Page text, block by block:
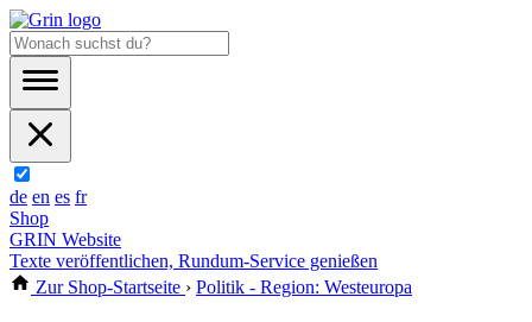
de en es fr
Shop
GRIN Website
Texte veröffentlichen, Rundum-Service genießen
Zur Shop-Startseite › Politik - Region: Westeuropa